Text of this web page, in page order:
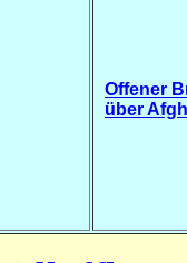
Offener
über